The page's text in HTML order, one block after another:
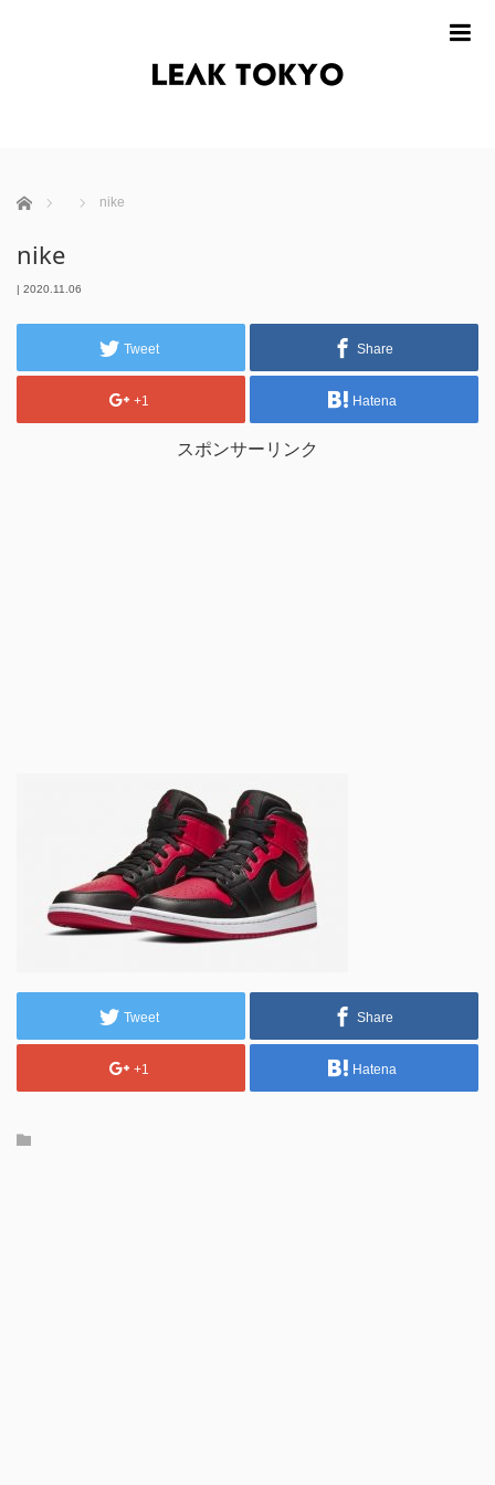
ホーム nike
nike
| 2020.11.06
Tweet Share
+1 Hatena
スポンサーリンク
Tweet Share
+1 Hatena